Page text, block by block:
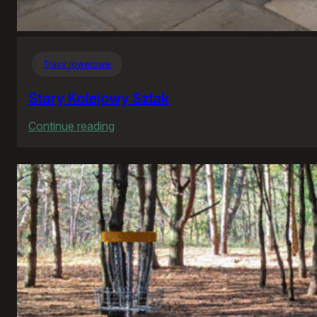
Trasy rowerowe
Stary Kolejowy Szlak
Continue reading
Kolejowy
Szlak